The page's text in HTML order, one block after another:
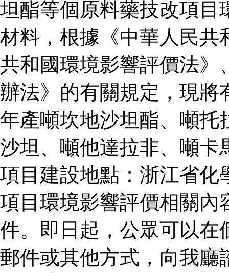
坦酯等個原料藥技改項目
材料，根據《中華人民共
共和國環境影響評價法》
辦法》的有關規定，現將
年產噸坎地沙坦酯、噸托
沙坦、噸他達拉非、噸卡
項目建設地點：浙江省化
項目環境影響評價相關內
件。即日起，公眾可以在
郵件或其他方式，向我廳